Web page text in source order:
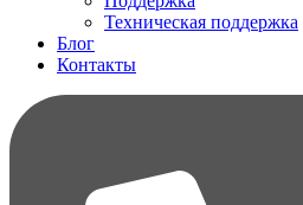
Техническая поддержка
Блог
Контакты